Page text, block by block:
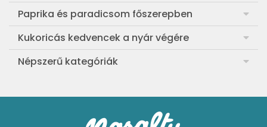
Frankfurti leves
Egyszerű muffin
Aranygaluska
Egyszerű krumplifőzelék
Klasszikus madártej
Paprika és paradicsom főszerepben
Pan con Tomate
Paradicsom és paprika eltevése télre
Paradicsomos húsgombóc
Paradicsomos flat tart leveles tésztából
Kukoricás kedvencek a nyár végére
Legfinomabb főtt kukorica
Bang bang kukorica
Szójás-vajas grillkukoricák
Népszerű kategóriák